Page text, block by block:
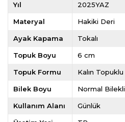
Yıl 2025YAZ
Materyal Hakiki Deri
Ayak Kapama Tokalı
Topuk Boyu 6 cm
Topuk Formu Kalın Topuklu
Bilek Boyu Normal Bilekli
Kullanım Alanı Günlük